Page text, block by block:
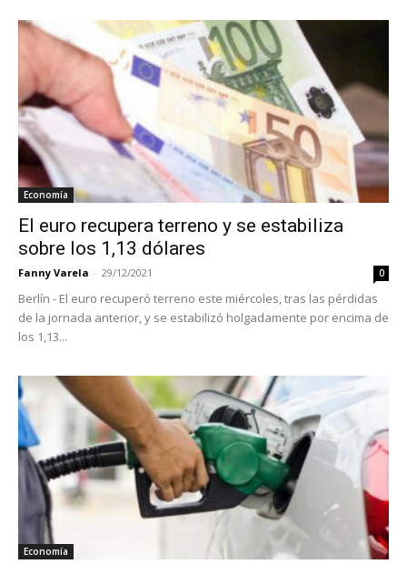
Economía
El euro recupera terreno y se estabiliza
sobre los 1,13 dólares
Fanny Varela - 29/12/2021 0
Berlín - El euro recuperó terreno este miércoles, tras las pérdidas
de la jornada anterior, y se estabilizó holgadamente por encima de
los 1,13...
Economía